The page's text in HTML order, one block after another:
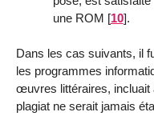
une ROM [10].
Dans les cas suivants, il
les programmes
œuvres littéraires, incluait
plagiat ne serait jamais